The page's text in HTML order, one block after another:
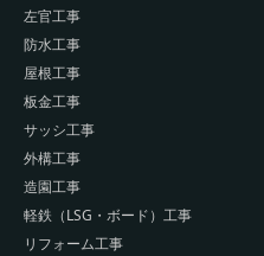
左官工事
防水工事
屋根工事
板金工事
サッシ工事
外構工事
造園工事
軽鉄（LSG・ボード）工事
リフォーム工事